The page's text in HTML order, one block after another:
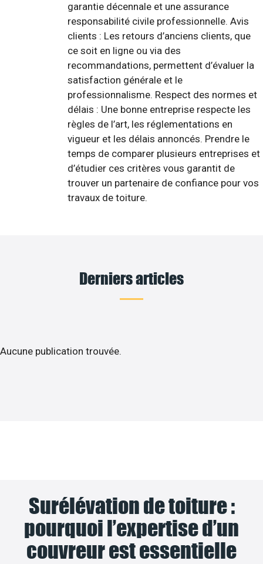
garantie décennale et une assurance
responsabilité civile professionnelle. Avis
clients : Les retours d’anciens clients, que
ce soit en ligne ou via des
recommandations, permettent d’évaluer la
satisfaction générale et le
professionnalisme. Respect des normes et
délais : Une bonne entreprise respecte les
règles de l’art, les réglementations en
vigueur et les délais annoncés. Prendre le
temps de comparer plusieurs entreprises et
d’étudier ces critères vous garantit de
trouver un partenaire de confiance pour vos
travaux de toiture.
Derniers articles
Aucune publication trouvée.
Surélévation de toiture :
pourquoi l’expertise d’un
couvreur est essentielle